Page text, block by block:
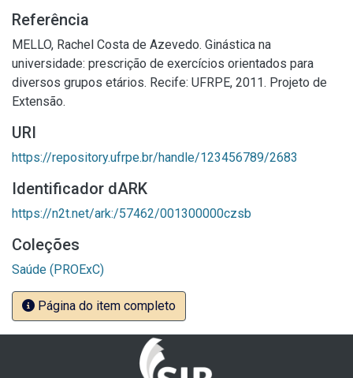
Referência
MELLO, Rachel Costa de Azevedo. Ginástica na
universidade: prescrição de exercícios orientados para
diversos grupos etários. Recife: UFRPE, 2011. Projeto de
Extensão.
URI
https://repository.ufrpe.br/handle/123456789/2683
Identificador dARK
https://n2t.net/ark:/57462/001300000czsb
Coleções
Saúde (PROExC)
Página do item completo